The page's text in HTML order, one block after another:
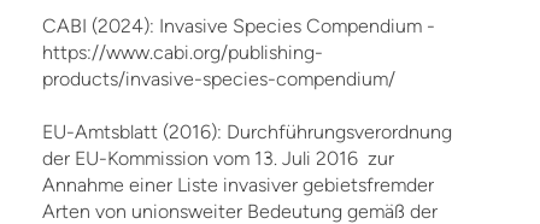
CABI (2024): Invasive Species Compendium -
https://www.cabi.org/publishing-
products/invasive-species-compendium/
EU-Amtsblatt (2016): Durchführungsverordnung
der EU-Kommission vom 13. Juli 2016 zur
Annahme einer Liste invasiver gebietsfremder
Arten von unionsweiter Bedeutung gemäß der